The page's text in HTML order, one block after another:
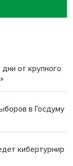
селе лошади
в топ-16
от крупного
в Госдуму
кибертурнир